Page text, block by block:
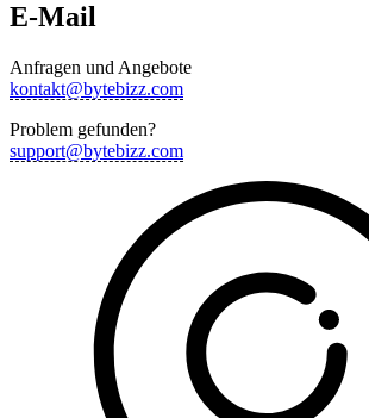
E-Mail
Anfragen und Angebote
kontakt@bytebizz.com
Problem gefunden?
support@bytebizz.com